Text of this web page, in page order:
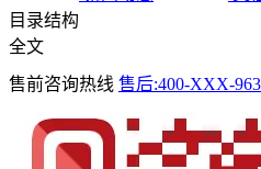
目录结构
全文
售前咨询热线 售后:400-XXX-